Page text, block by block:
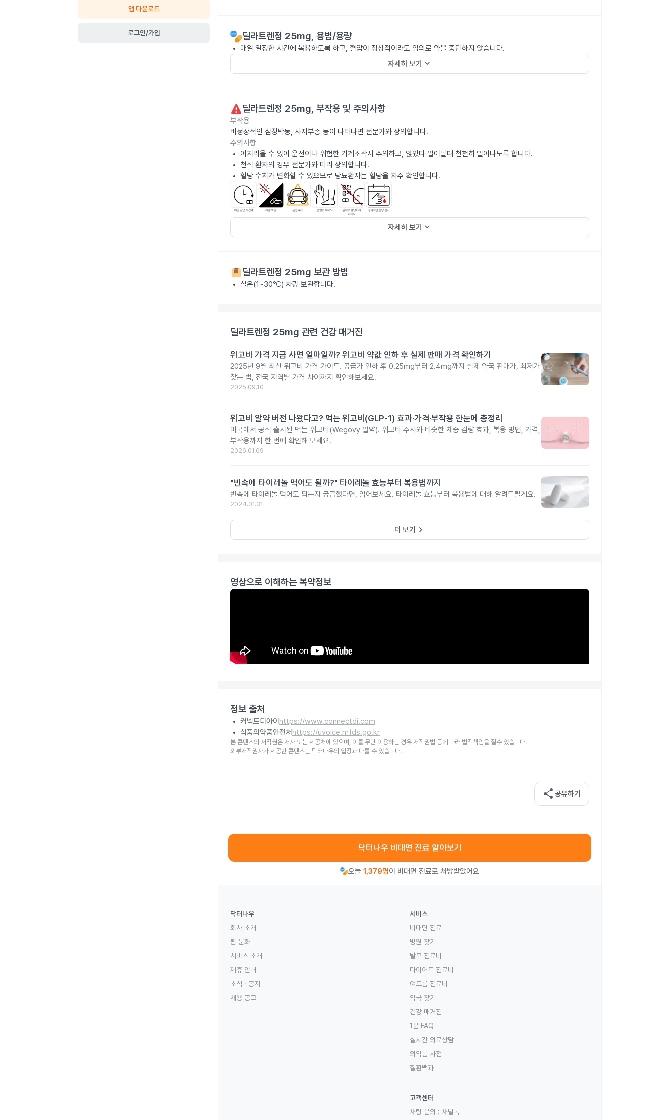
앱 다운로드
로그인/가입 딜라트렌정 25mg, 용법/용량
매일 일정한 시간에 복용하도록 하고, 혈압이 정상적이라도 임의로 약을 중단하지 않습니다.
자세히 보기 keyboard_arrow_down
딜라트렌정 25mg, 부작용 및 주의사항
부작용
비정상적인 심장박동, 사지부종 등이 나타나면 전문가와 상의합니다.
주의사항
어지러울 수 있어 운전이나 위험한 기계조작시 주의하고, 앉았다 일어날때 천천히 일어나도록 합니다.
천식 환자의 경우 전문가와 미리 상의합니다.
혈당 수치가 변화할 수 있으므로 당뇨환자는 혈당을 자주 확인합니다.
자세히 보기 keyboard_arrow_down
딜라트렌정 25mg 보관 방법
실온(1~30℃) 차광 보관합니다.
딜라트렌정 25mg 관련 건강 매거진
위고비 가격 지금 사면 얼마일까? 위고비 약값 인하 후 실제 판매 가격 확인하기
2025년 9월 최신 위고비 가격 가이드. 공급가 인하 후 0.25mg부터 2.4mg까지 실제 약국 판매가, 최저가
찾는 법, 전국 지역별 가격 차이까지 확인해보세요.
2025.09.10
위고비 알약 버전 나왔다고? 먹는 위고비(GLP-1) 효과·가격·부작용 한눈에 총정리
미국에서 공식 출시된 먹는 위고비(Wegovy 알약). 위고비 주사와 비슷한 체중 감량 효과, 복용 방법, 가격,
부작용까지 한 번에 확인해 보세요.
2026.01.09
"빈속에 타이레놀 먹어도 될까?" 타이레놀 효능부터 복용법까지
빈속에 타이레놀 먹어도 되는지 궁금했다면, 읽어보세요. 타이레놀 효능부터 복용법에 대해 알려드릴게요.
2024.01.31
더 보기 keyboard_arrow_right
영상으로 이해하는 복약정보
정보 출처
커넥트디아이 https://www.connectdi.com
식품의약품안전처 https://uvoice.mfds.go.kr
본 콘텐츠의 저작권은 저자 또는 제공처에 있으며, 이를 무단 이용하는 경우 저작권법 등에 따라 법적책임을 질수 있습니다.
외부저작권자가 제공한 콘텐츠는 닥터나우의 입장과 다를 수 있습니다.
share 공유하기
닥터나우 비대면 진료 알아보기
오늘 1,379명이 비대면 진료로 처방받았어요
닥터나우
회사 소개
팀 문화
서비스 소개
제휴 안내
소식 · 공지
채용 공고
서비스
비대면 진료
병원 찾기
탈모 진료비
다이어트 진료비
여드름 진료비
약국 찾기
건강 매거진
1분 FAQ
실시간 의료상담
의약품 사전
질환백과
고객센터
채팅 문의 : 채널톡